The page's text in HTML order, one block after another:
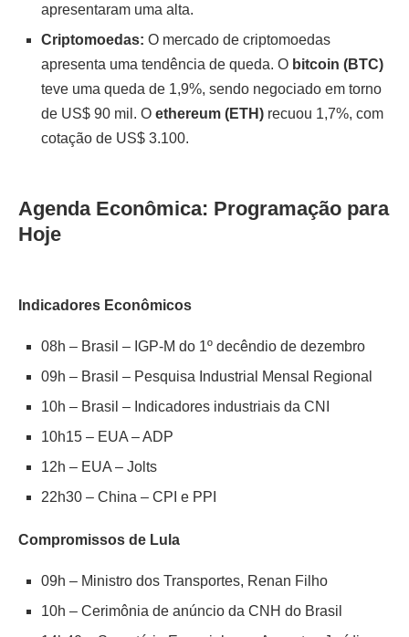
apresentaram uma alta.
Criptomoedas: O mercado de criptomoedas
apresenta uma tendência de queda. O bitcoin (BTC)
teve uma queda de 1,9%, sendo negociado em torno
de US$ 90 mil. O ethereum (ETH) recuou 1,7%, com
cotação de US$ 3.100.
Agenda Econômica: Programação para
Hoje
Indicadores Econômicos
08h – Brasil – IGP-M do 1º decêndio de dezembro
09h – Brasil – Pesquisa Industrial Mensal Regional
10h – Brasil – Indicadores industriais da CNI
10h15 – EUA – ADP
12h – EUA – Jolts
22h30 – China – CPI e PPI
Compromissos de Lula
09h – Ministro dos Transportes, Renan Filho
10h – Cerimônia de anúncio da CNH do Brasil